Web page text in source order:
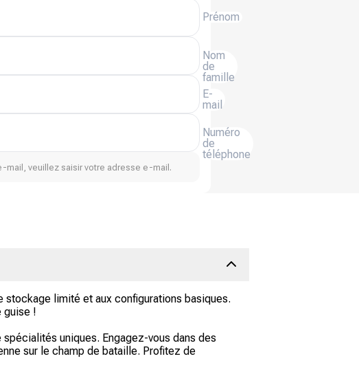
Prénom
Nom
de
famille
E-
mail
Numéro
de
téléphone
mail, veuillez saisir votre adresse e-mail.
limité et aux configurations basiques.
guise !
uniques. Engagez-vous dans des
sur le champ de bataille. Profitez de